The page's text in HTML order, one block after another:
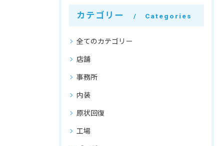
カテゴリー Categories
全てのカテゴリー
店舗
事務所
内装
原状回復
工場